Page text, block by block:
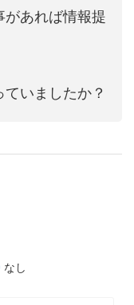
があれば情報提
いましたか？
なし